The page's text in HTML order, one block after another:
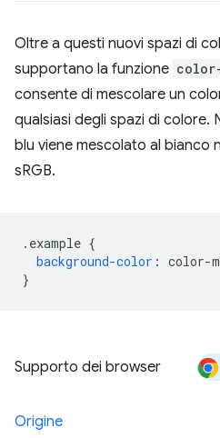
Oltre a questi nuovi spazi di
supportano la funzione
consente di mescolare un
qualsiasi degli spazi di colore.
blu viene mescolato al bianco
sRGB.
. example {
background-color : color-
}
Supporto dei browser
Origine